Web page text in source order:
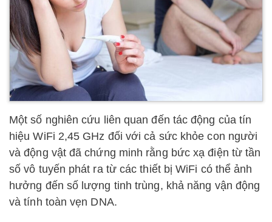
Một số nghiên cứu liên quan đến tác động của tín
hiệu WiFi 2,45 GHz đối với cả sức khỏe con người
và động vật đã chứng minh rằng bức xạ điện từ tần
số vô tuyến phát ra từ các thiết bị WiFi có thể ảnh
hưởng đến số lượng tinh trùng, khả năng vận động
và tính toàn vẹn DNA.